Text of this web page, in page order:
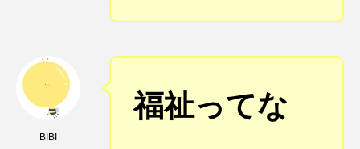
BIBI
福祉ってな